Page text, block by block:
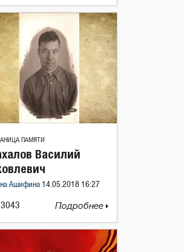
ПАМЯТИ
3043
Василий
Ашифина 14.05.2018 16:27
Подробнее